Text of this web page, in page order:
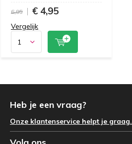
6,95 € 4,95
Vergelijk
Heb je een vraag?
Onze klantenservice helpt je graag.